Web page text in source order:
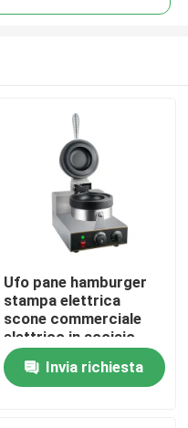
Ufo pane hamburger
stampa elettrica
scone commerciale
elettrico in acciaio
inossidabile carne
hamburger macchina
casual snack
Invia richiesta